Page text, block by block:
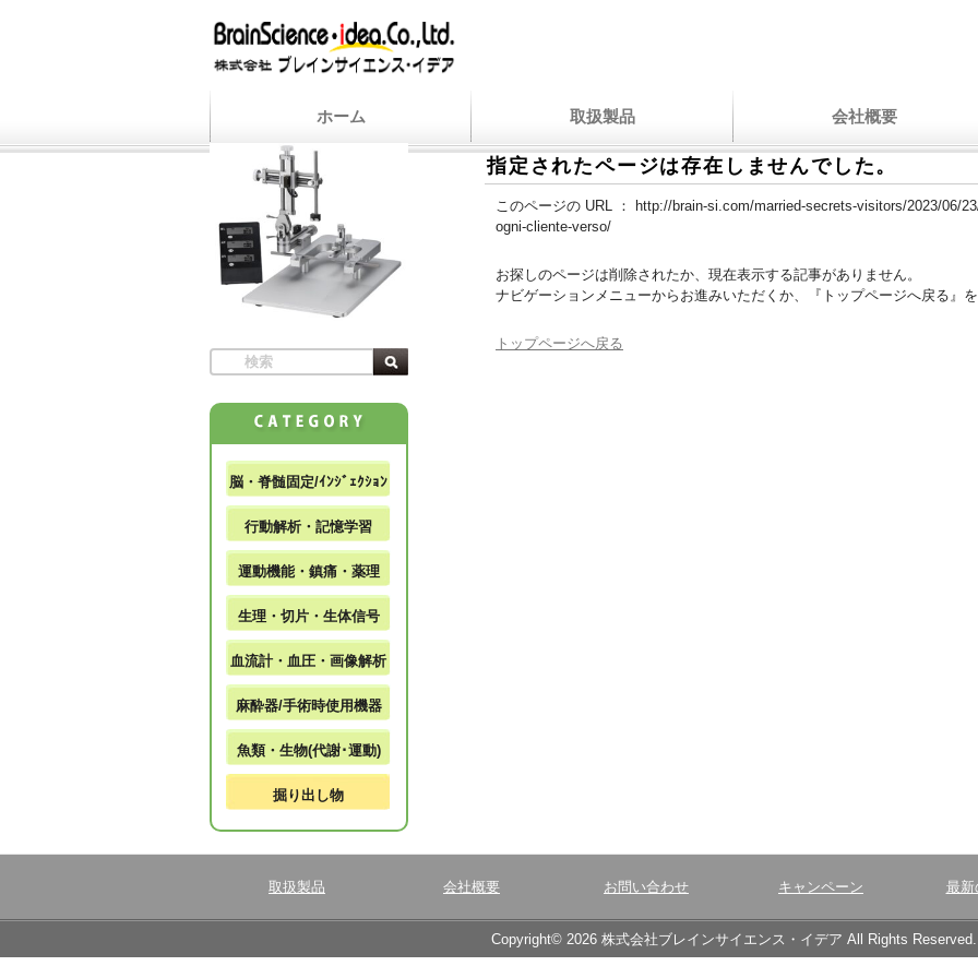
ホーム 取扱製品 会社概要
指定されたページは存在しませんでした。
このページの URL ：
http://brain-si.com/married-secrets-visitors/2023/06/
ogni-cliente-verso/
お探しのページは削除されたか、現在表示する記事がありません。
ナビゲーションメニューからお進みいただくか、『トップページへ戻る』を
トップページへ戻る
脳・脊髄固定/ｲﾝｼﾞｪｸｼｮﾝ
行動解析・記憶学習
運動機能・鎮痛・薬理
生理・切片・生体信号
血流計・血圧・画像解析
麻酔器/手術時使用機器
魚類・生物(代謝･運動)
掘り出し物
取扱製品 会社概要 お問い合わせ キャンペーン 最新
Copyright© 2026 株式会社ブレインサイエンス・イデア All Rights Reserved.